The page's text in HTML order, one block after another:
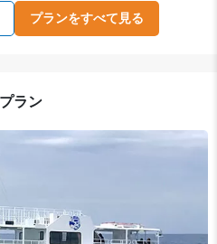
プランをすべて見る
ラン